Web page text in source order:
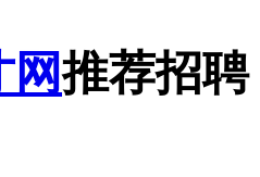
网推荐招聘